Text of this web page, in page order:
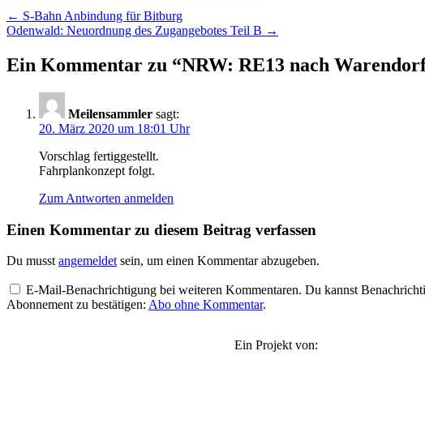
Beitragsnavigation
← S-Bahn Anbindung für Bitburg
Odenwald: Neuordnung des Zugangebotes Teil B →
Ein Kommentar zu “NRW: RE13 nach
Meilensammler sagt:
20. März 2020 um 18:01 Uhr
Vorschlag fertiggestellt.
Fahrplankonzept folgt.
Zum Antworten anmelden
Einen Kommentar zu diesem Beitrag verfassen
Du musst angemeldet sein, um einen Kommentar abzugeben.
E-Mail-Benachrichtigung bei weiteren Kommentaren. Du kannst
Abonnement zu bestätigen: Abo ohne Kommentar.
Ein Projekt von: